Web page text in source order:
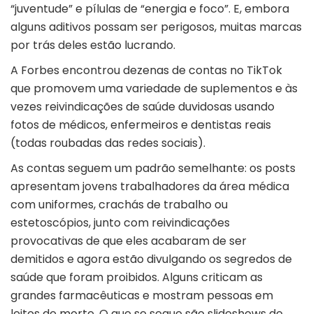
“juventude” e pílulas de “energia e foco”. E, embora
alguns aditivos possam ser perigosos, muitas marcas
por trás deles estão lucrando.
A Forbes encontrou dezenas de contas no TikTok
que promovem uma variedade de suplementos e às
vezes reivindicações de saúde duvidosas usando
fotos de médicos, enfermeiros e dentistas reais
(todas roubadas das redes sociais).
As contas seguem um padrão semelhante: os posts
apresentam jovens trabalhadores da área médica
com uniformes, crachás de trabalho ou
estetoscópios, junto com reivindicações
provocativas de que eles acabaram de ser
demitidos e agora estão divulgando os segredos de
saúde que foram proibidos. Alguns criticam as
grandes farmacêuticas e mostram pessoas em